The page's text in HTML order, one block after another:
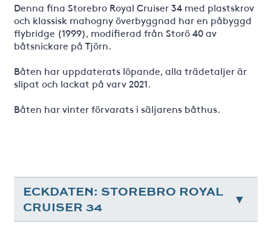
Denna fina Storebro Royal Cruiser 34 med plastskrov
och klassisk mahogny överbyggnad har en påbyggd
flybridge (1999), modifierad från Storö 40 av
båtsnickare på Tjörn.
Båten har uppdaterats löpande, alla trädetaljer är
slipat och lackat på varv 2021.
Båten har vinter förvarats i säljarens båthus.
ECKDATEN: STOREBRO ROYAL
CRUISER 34